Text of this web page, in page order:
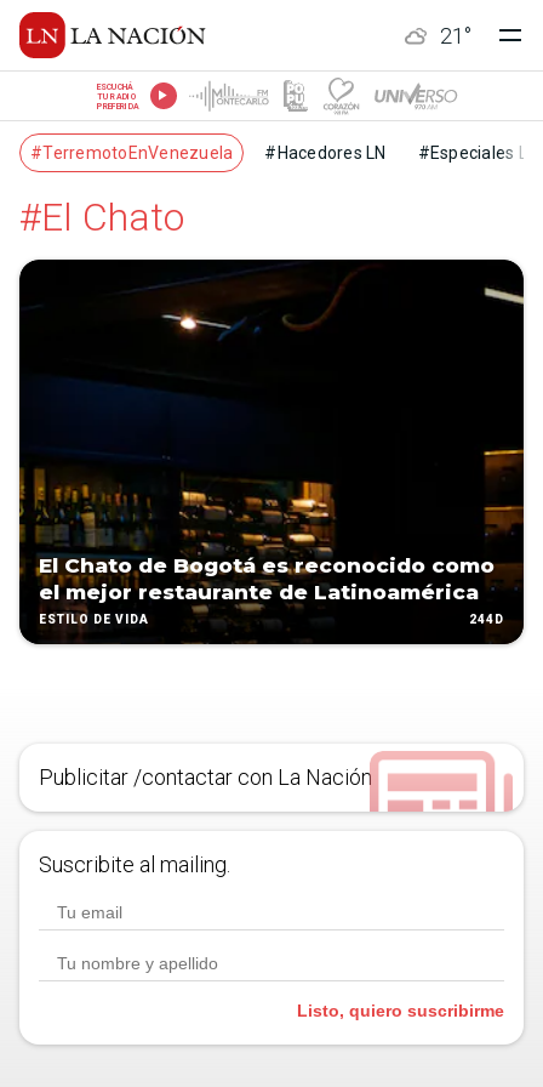
21 °
ESCUCHÁ
TU RADIO
PREFERIDA
#TerremotoEnVenezuela #Hacedores LN #Especiales LN
#El Chato
El Chato de Bogotá es reconocido como
el mejor restaurante de Latinoamérica
ESTILO DE VIDA 244D
Publicitar /contactar con La Nación
Suscribite al mailing.
Listo, quiero suscribirme